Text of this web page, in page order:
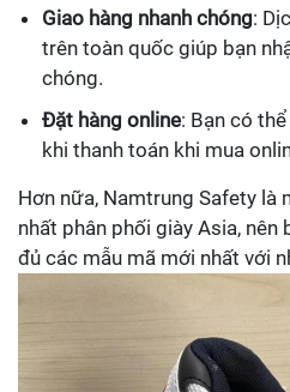
Giao hàng nhanh chóng:
trên toàn quốc giúp bạn
chóng.
Đặt hàng online: Bạn có
khi thanh toán khi mua
Hơn nữa, Namtrung Safety là
nhất phân phối giày Asia,
đủ các mẫu mã mới nhất với